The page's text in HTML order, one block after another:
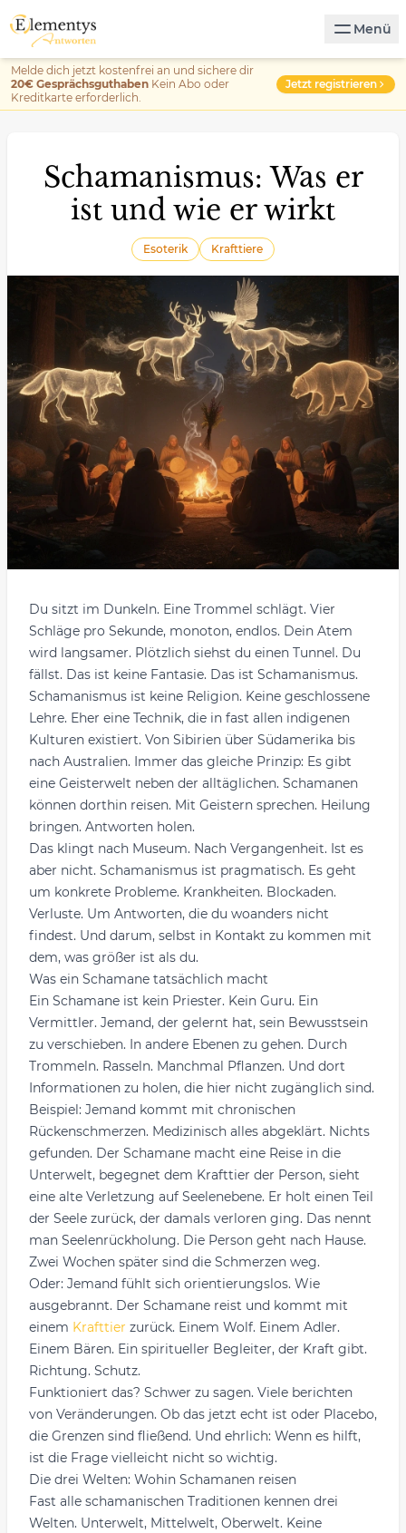
Menü
Melde dich jetzt kostenfrei an und sichere dir
20€ Gesprächsguthaben Kein Abo oder
Kreditkarte erforderlich.
Jetzt registrieren
Schamanismus: Was er
ist und wie er wirkt
Esoterik Krafttiere
Du sitzt im Dunkeln. Eine Trommel schlägt. Vier
Schläge pro Sekunde, monoton, endlos. Dein Atem
wird langsamer. Plötzlich siehst du einen Tunnel. Du
fällst. Das ist keine Fantasie. Das ist Schamanismus.
Schamanismus ist keine Religion. Keine geschlossene
Lehre. Eher eine Technik, die in fast allen indigenen
Kulturen existiert. Von Sibirien über Südamerika bis
nach Australien. Immer das gleiche Prinzip: Es gibt
eine Geisterwelt neben der alltäglichen. Schamanen
können dorthin reisen. Mit Geistern sprechen. Heilung
bringen. Antworten holen.
Das klingt nach Museum. Nach Vergangenheit. Ist es
aber nicht. Schamanismus ist pragmatisch. Es geht
um konkrete Probleme. Krankheiten. Blockaden.
Verluste. Um Antworten, die du woanders nicht
findest. Und darum, selbst in Kontakt zu kommen mit
dem, was größer ist als du.
Was ein Schamane tatsächlich macht
Ein Schamane ist kein Priester. Kein Guru. Ein
Vermittler. Jemand, der gelernt hat, sein Bewusstsein
zu verschieben. In andere Ebenen zu gehen. Durch
Trommeln. Rasseln. Manchmal Pflanzen. Und dort
Informationen zu holen, die hier nicht zugänglich sind.
Beispiel: Jemand kommt mit chronischen
Rückenschmerzen. Medizinisch alles abgeklärt. Nichts
gefunden. Der Schamane macht eine Reise in die
Unterwelt, begegnet dem Krafttier der Person, sieht
eine alte Verletzung auf Seelenebene. Er holt einen Teil
der Seele zurück, der damals verloren ging. Das nennt
man Seelenrückholung. Die Person geht nach Hause.
Zwei Wochen später sind die Schmerzen weg.
Oder: Jemand fühlt sich orientierungslos. Wie
ausgebrannt. Der Schamane reist und kommt mit
einem Krafttier zurück. Einem Wolf. Einem Adler.
Einem Bären. Ein spiritueller Begleiter, der Kraft gibt.
Richtung. Schutz.
Funktioniert das? Schwer zu sagen. Viele berichten
von Veränderungen. Ob das jetzt echt ist oder Placebo,
die Grenzen sind fließend. Und ehrlich: Wenn es hilft,
ist die Frage vielleicht nicht so wichtig.
Die drei Welten: Wohin Schamanen reisen
Fast alle schamanischen Traditionen kennen drei
Welten. Unterwelt, Mittelwelt, Oberwelt. Keine